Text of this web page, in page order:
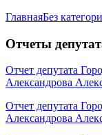
ГлавнаяБез
Отчеты
Отчет депутата
Александрова
Отчет депутата
Александрова